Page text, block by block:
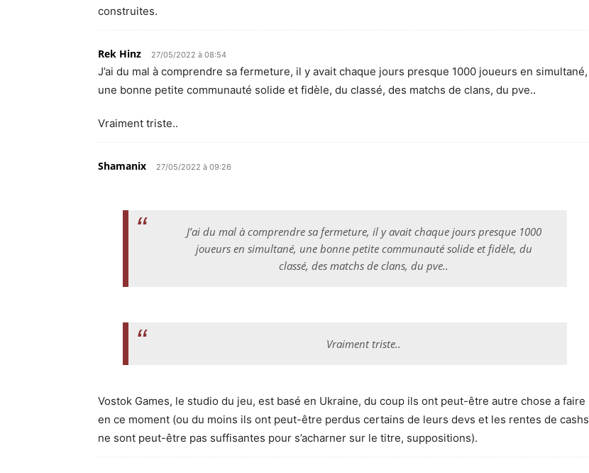
construites.
Rek Hinz 27/05/2022 à 08:54
J’ai du mal à comprendre sa fermeture, il y avait chaque jours presque 1000 joueurs en simultané,
une bonne petite communauté solide et fidèle, du classé, des matchs de clans, du pve..
Vraiment triste..
Shamanix 27/05/2022 à 09:26
J’ai du mal à comprendre sa fermeture, il y avait chaque jours presque 1000
joueurs en simultané, une bonne petite communauté solide et fidèle, du
classé, des matchs de clans, du pve..
Vraiment triste..
Vostok Games, le studio du jeu, est basé en Ukraine, du coup ils ont peut-être autre chose a faire
en ce moment (ou du moins ils ont peut-être perdus certains de leurs devs et les rentes de cashs
ne sont peut-être pas suffisantes pour s’acharner sur le titre, suppositions).